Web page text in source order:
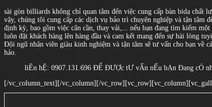
sài gòn billiards không chỉ quan tâm đến việc cung cấp bàn bida chất
vậy, chúng tôi cung cấp các dịch vụ bảo trì chuyên nghiệp và tận
định kỳ, bao gồm việc cân cần, thay vải,... nếu bạn đang tìm kiếm
luôn đặt khách hàng lên hàng đầu và cam kết mang đến sự hài lòng
Đội ngũ nhân viên giàu kinh nghiệm và tận tâm sẽ tư vấn cho bạn về
hảo.
liÊn hỆ: 0907.131.696 ĐỂ ĐƯỢc tƯ vẤn nẾu bẠn Đang cÓ
[/vc_column_text][/vc_column][/